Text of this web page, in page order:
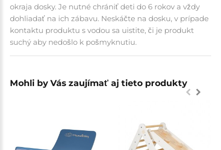
okraja dosky. Je nutné chrániť deti do 6 rokov a vždy
dohliadať na ich zábavu. Neskáčte na dosku, v prípade
kontaktu produktu s vodou sa uistite, či je produkt
suchý aby nedošlo k pošmyknutiu.
Mohli by Vás zaujímať aj tieto produkty